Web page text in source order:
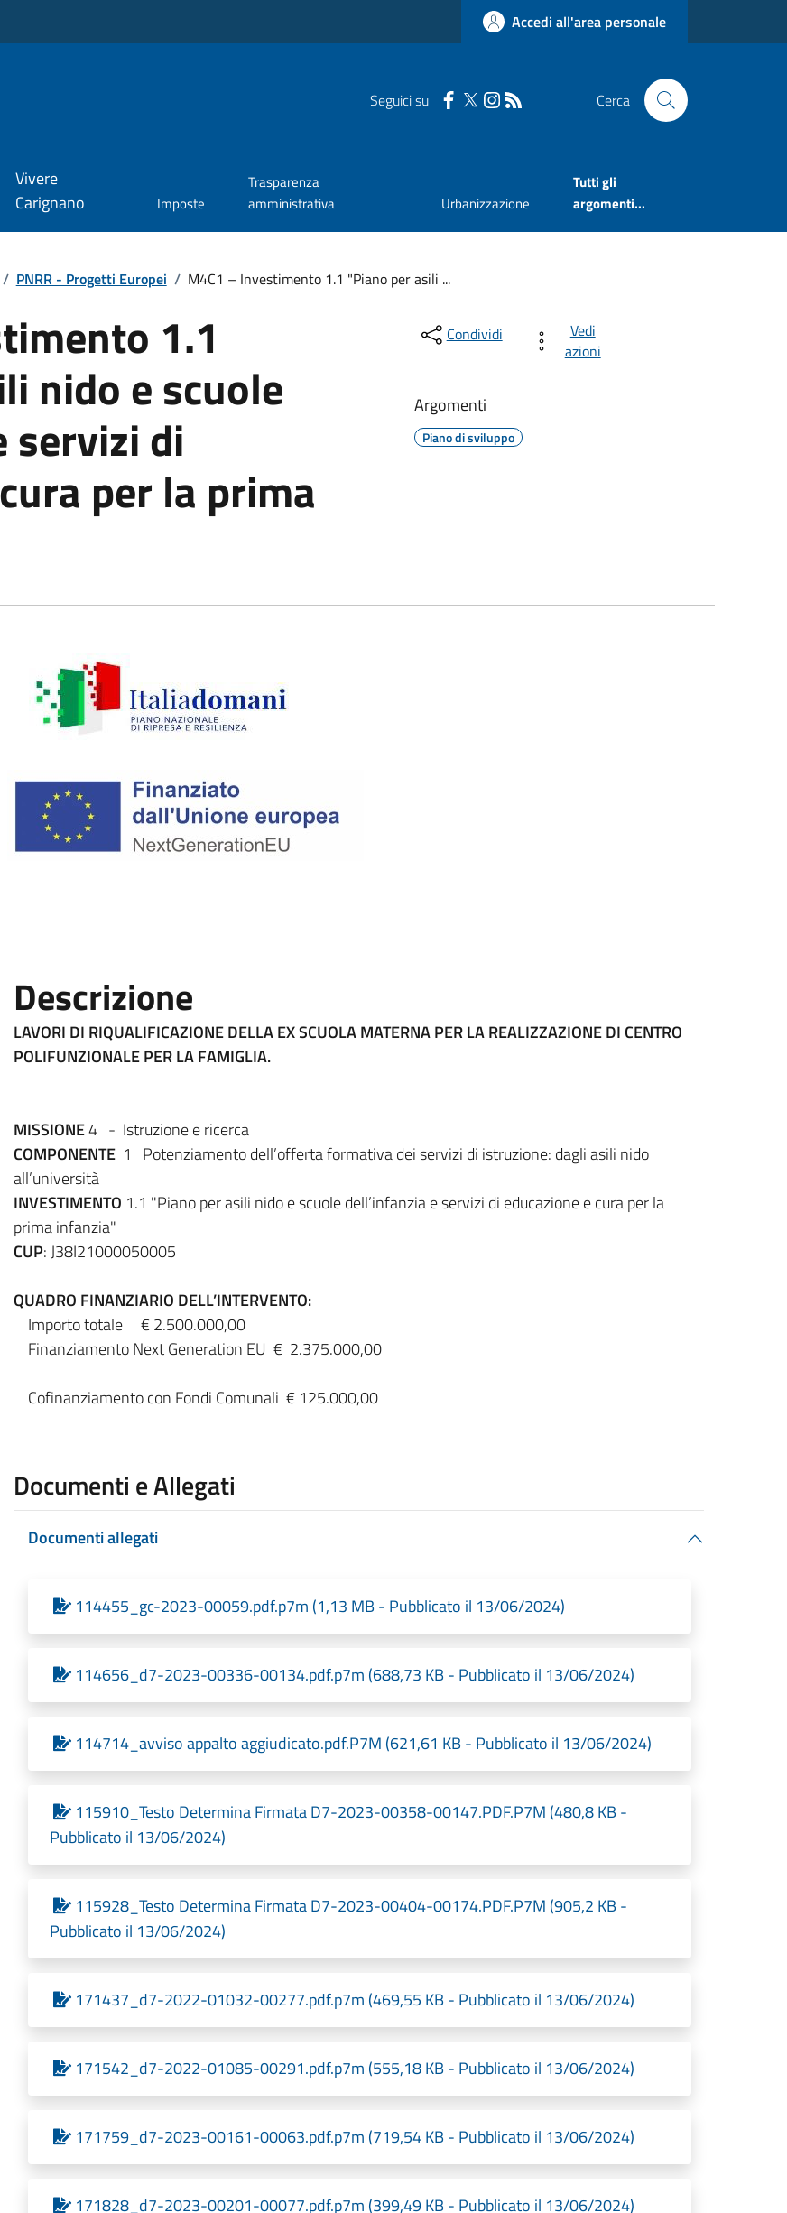
Accedi all'area personale
Seguici su Cerca
Vivere
Carignano
Imposte
Trasparenza
amministrativa
Urbanizzazione
Tutti gli
argomenti...
/ PNRR - Progetti Europei / M4C1 – Investimento 1.1 "Piano per asili ...
1.1
nido e scuole
servizi di
per la prima
Condividi
Vedi
azioni
Argomenti
Piano di sviluppo
Descrizione
LAVORI DI RIQUALIFICAZIONE DELLA EX SCUOLA MATERNA PER LA REALIZZAZIONE DI CENTRO
POLIFUNZIONALE PER LA FAMIGLIA.
MISSIONE4 - Istruzione e ricerca
COMPONENTE1 Potenziamento dell’offerta formativa dei servizi di istruzione: dagli asili nido
all’università
INVESTIMENTO 1.1 "Piano per asili nido e scuole dell’infanzia e servizi di educazione e cura per la
prima infanzia"
CUP: J38I21000050005
QUADRO FINANZIARIO DELL’INTERVENTO:
Importo totale € 2.500.000,00
Finanziamento Next Generation EU € 2.375.000,00
Cofinanziamento con Fondi Comunali € 125.000,00
Documenti e Allegati
Documenti allegati
114455_gc-2023-00059.pdf.p7m (1,13 MB - Pubblicato il 13/06/2024)
114656_d7-2023-00336-00134.pdf.p7m (688,73 KB - Pubblicato il 13/06/2024)
114714_avviso appalto aggiudicato.pdf.P7M (621,61 KB - Pubblicato il 13/06/2024)
115910_Testo Determina Firmata D7-2023-00358-00147.PDF.P7M (480,8 KB -
Pubblicato il 13/06/2024)
115928_Testo Determina Firmata D7-2023-00404-00174.PDF.P7M (905,2 KB -
Pubblicato il 13/06/2024)
171437_d7-2022-01032-00277.pdf.p7m (469,55 KB - Pubblicato il 13/06/2024)
171542_d7-2022-01085-00291.pdf.p7m (555,18 KB - Pubblicato il 13/06/2024)
171759_d7-2023-00161-00063.pdf.p7m (719,54 KB - Pubblicato il 13/06/2024)
171828_d7-2023-00201-00077.pdf.p7m (399,49 KB - Pubblicato il 13/06/2024)